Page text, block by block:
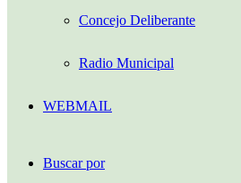
Concejo Deliberante
Radio Municipal
WEBMAIL
Buscar por